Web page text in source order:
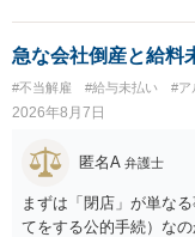
急な会社倒産と給料
#不当解雇 #給与未払い #ア
2026年8月7日
匿名A 弁護士
まずは「閉店」が単な
てをする公的手続）な